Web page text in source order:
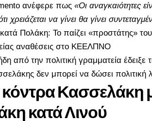
ανέφερε πως «Οι αναγκαιότητες
χρειάζεται να γίνει θα γίνει
Πολάκη: Το παίζει «προστάτης»
αναθέσεις στο ΚΕΕΛΠΝΟ
από την πολιτική γραμματεία έδειξε
δεν μπορεί να δώσει πολιτική
κόντρα Κασσελάκη
κατά Λινού